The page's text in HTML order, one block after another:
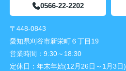
0566-22-2202
〒448-0843
愛知県刈谷市新栄町６丁目19
営業時間： 9:30～18:30
定休日： 年末年始(12月26日～1月3日)